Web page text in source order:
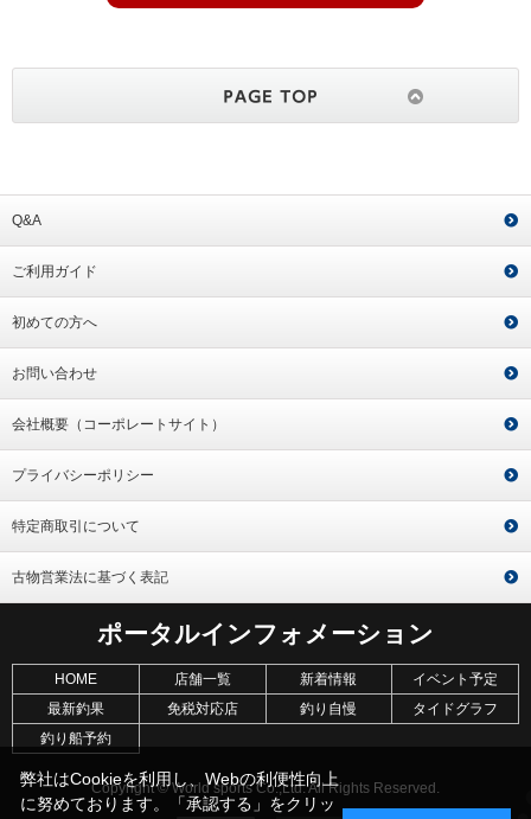
Q&A
ご利用ガイド
初めての方へ
お問い合わせ
会社概要（コーポレートサイト）
プライバシーポリシー
特定商取引について
古物営業法に基づく表記
ポータルインフォメーション
HOME 店舗一覧 新着情報
イベント予定
最新釣果
免税対応店 釣り自慢
タイドグラフ
釣り船予約
Copyright © World sports Co.,Ltd. All Rights Reserved.
弊社はCookieを利用し、Webの利便性向上
に努めております。「承認する」をクリッ